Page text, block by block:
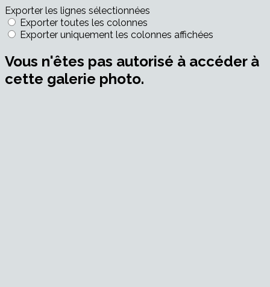
Exporter les lignes sélectionnées
Exporter toutes les colonnes
Exporter uniquement les colonnes affichées
Vous n'êtes pas autorisé à accéder à
cette galerie photo.